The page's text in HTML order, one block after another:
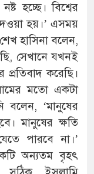
হচ্ছে। বিশ্বের
হয়।’ এসময়
হাসিনা বলেন,
সেখানে যখনই
করেছি।
মতো একটা
বলেন, ‘মানুষের
মানুষের ক্ষতি
পারবে না।’
অন্যতম বৃহৎ